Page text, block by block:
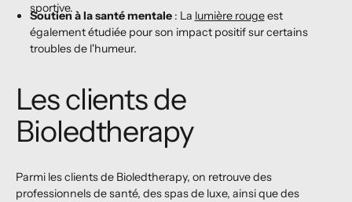
sportive.
Soutien à la santé mentale: La lumière rougeest
également étudiée pour son impact positif sur certains
troubles de l'humeur.
Les clients de
Bioledtherapy
Parmi les clients de Bioledtherapy, on retrouve des
professionnels de santé, des spas de luxe, ainsi que des